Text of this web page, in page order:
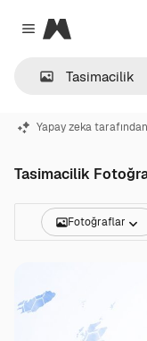
Close menu
Magnific
Yapay zeka
Tasimacilik
Fotoğraflar